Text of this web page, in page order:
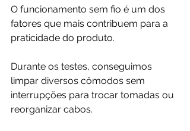
O funcionamento sem fio é um dos
fatores que mais contribuem para a
praticidade do produto.
Durante os testes, conseguimos
limpar diversos cômodos sem
interrupções para trocar tomadas ou
reorganizar cabos.